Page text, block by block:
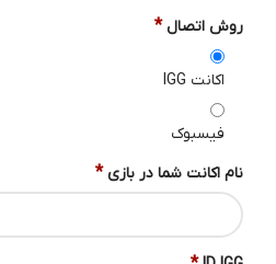
روش اتصال *
اکانت IGG
فیسبوک
نام اکانت شما در بازی *